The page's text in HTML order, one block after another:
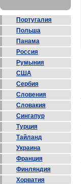
Португалия
Польша
Панама
Россия
Румыния
США
Сербия
Словения
Словакия
Сингапур
Турция
Тайланд
Украина
Франция
Финляндия
Хорватия